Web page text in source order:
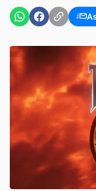
Uso e Política